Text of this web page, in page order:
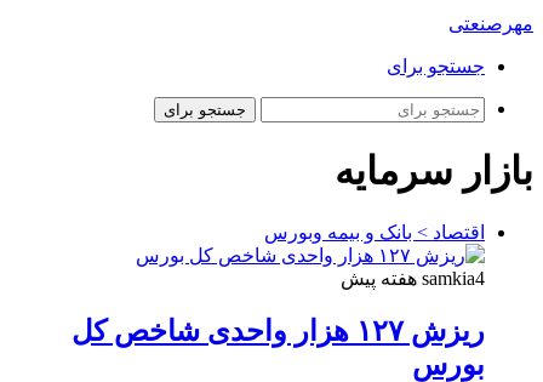
مهرصنعتی
جستجو برای
جستجو برای
بازار سرمایه
اقتصاد > بانک و بیمه وبورس
samkia4 هفته پیش
ریزش ۱۲۷ هزار واحدی شاخص کل
بورس